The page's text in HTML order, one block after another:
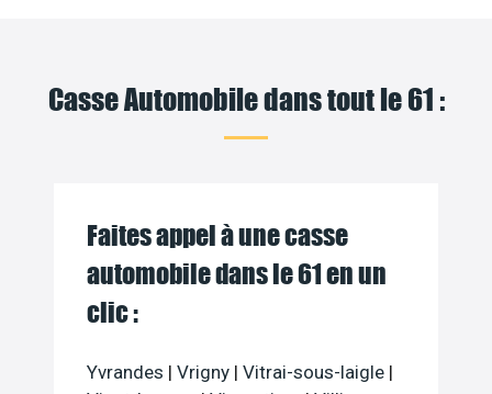
Casse Automobile dans tout le 61 :
Faites appel à une casse
automobile dans le 61 en un
clic :
Yvrandes | Vrigny | Vitrai-sous-laigle |